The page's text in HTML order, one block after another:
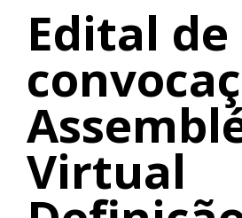
Edital de
Virtual